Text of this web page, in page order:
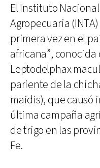
El Instituto
Agropecuaria
primera vez en el
africana”,
Leptodelphax
pariente de la
maidis), que causó
última campaña
de trigo en las
Fe.